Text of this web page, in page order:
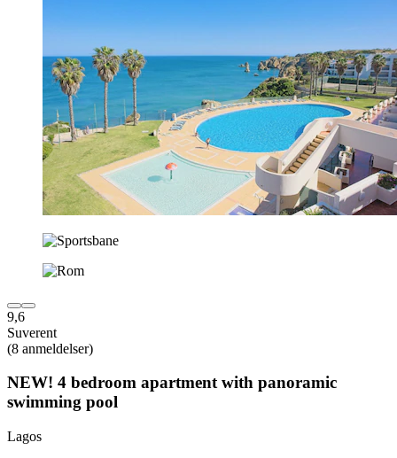
9,6
Suverent
(8 anmeldelser)
NEW! 4 bedroom apartment with panoramic
swimming pool
Lagos